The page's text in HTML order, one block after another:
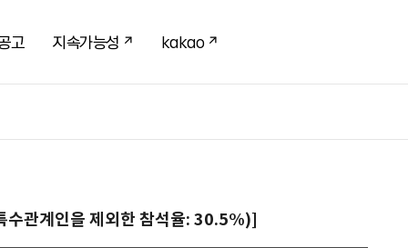
고 지속가능성 kakao
관계인을 제외한 참석율: 30.5%)]